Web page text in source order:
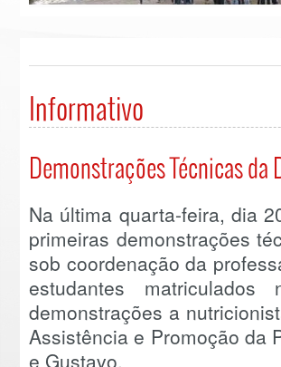
Informativo
Demonstrações Técnicas
Na última quarta-feira, dia
primeiras demonstrações
sob coordenação da
estudantes
demonstrações a
Assistência e Promoção da
e Gustavo.